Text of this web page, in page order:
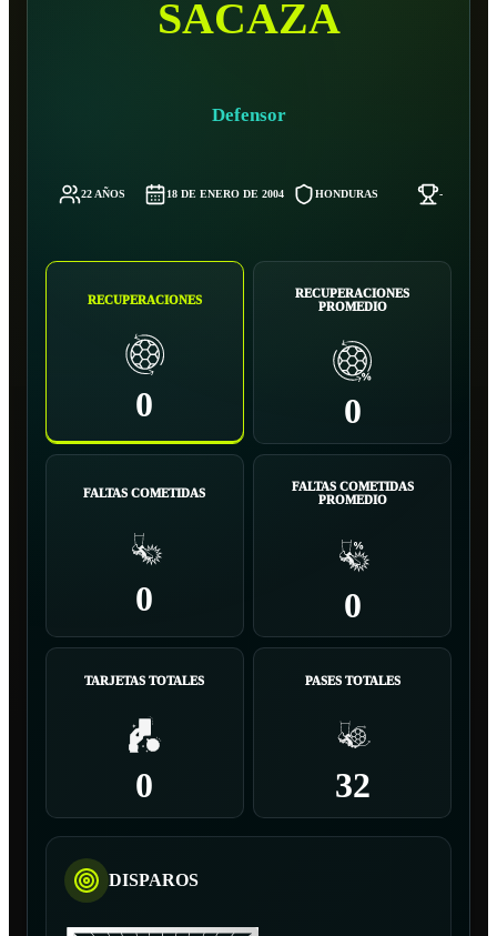
SACAZA
Defensor
22 AÑOS 18 DE ENERO DE 2004 HONDURAS -
RECUPERACIONES
0
RECUPERACIONES
PROMEDIO
0
FALTAS COMETIDAS
0
FALTAS COMETIDAS
PROMEDIO
0
TARJETAS TOTALES
0
PASES TOTALES
32
DISPAROS